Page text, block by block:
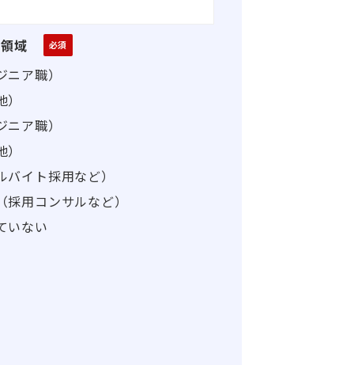
域
ア職）
ア職）
イト採用など）
用コンサルなど）
いない